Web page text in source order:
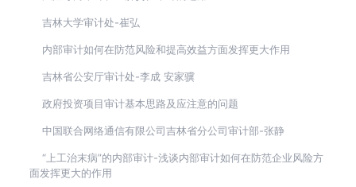
吉林大学审计处-崔弘
内部审计如何在防范风险和提高效益方面发挥更大作用
吉林省公安厅审计处-李成 安家骥
政府投资项目审计基本思路及应注意的问题
中国联合网络通信有限公司吉林省分公司审计部-张静
“上工治末病”的内部审计-浅谈内部审计如何在防范企业风险方
面发挥更大的作用